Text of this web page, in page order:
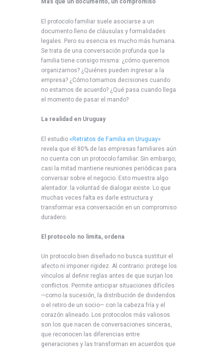
El protocolo familiar suele asociarse a un
documento lleno de cláusulas y formalidades
legales. Pero su esencia es mucho más humana.
Se trata de una conversación profunda que la
familia tiene consigo misma: ¿cómo queremos
organizarnos? ¿Quiénes pueden ingresar a la
empresa? ¿Cómo tomamos decisiones cuando
no estamos de acuerdo? ¿Qué pasa cuando llega
el momento de pasar el mando?
La realidad en Uruguay
El estudio«Retratos de Familia en Uruguay»
revela que el 80% de las empresas familiares aún
no cuenta con un protocolo familiar. Sin embargo,
casi la mitad mantiene reuniones periódicas para
conversar sobre el negocio. Esto muestra algo
alentador: la voluntad de dialogar existe. Lo que
muchas veces falta es darle estructura y
transformar esa conversación en un compromiso
duradero.
El protocolo no limita, ordena
Un protocolo bien diseñado no busca sustituir el
afecto ni imponer rigidez. Al contrario: protege los
vínculos al definir reglas antes de que surjan los
conflictos. Permite anticipar situaciones difíciles
—como la sucesión, la distribución de dividendos
o el retiro de un socio— con la cabeza fría y el
corazón alineado. Los protocolos más valiosos
son los que nacen de conversaciones sinceras,
que reconocen las diferencias entre
generaciones y las transforman en acuerdos que